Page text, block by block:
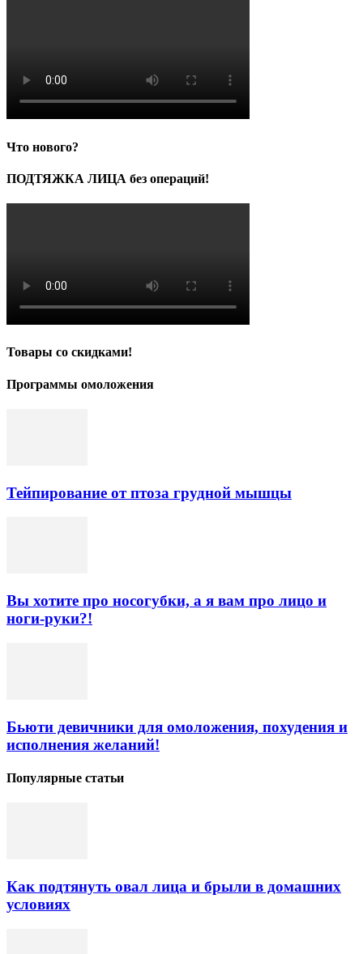
Что нового?
ПОДТЯЖКА ЛИЦА без операций!
Товары со скидками!
Программы омоложения
Тейпирование от птоза грудной мышцы
Вы хотите про носогубки, а я вам про лицо и
ноги-руки?!
Бьюти девичники для омоложения, похудения и
исполнения желаний!
Популярные статьи
Как подтянуть овал лица и брыли в домашних
условиях